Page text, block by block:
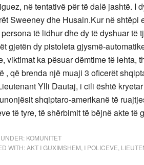
në tentativë për të dalë jashtë. I
Sweeney dhe Husain.Kur në shtëpi
të lidhur dhe dy të dyshuar të
gjetën dy pistoleta gjysmë-
viktimat ka pësuar dëmtime të lehta,
, që brenda një muaji 3 oficerët
Ylli Dautaj, i cili është
shqiptaro-amerikanë të
të tyre, të shërbimit të bëjnë akte të
KOMUNITET
WITH:AKT I GUXIMSHEM I POLICEVE